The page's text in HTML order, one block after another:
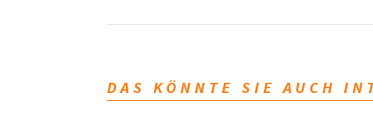
DAS KÖNNTE SIE AUCH